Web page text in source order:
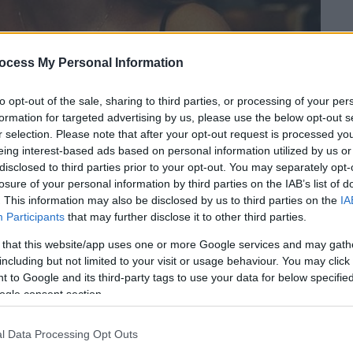
My Personal Information
opt-out of the sale, sharing to third parties, or processing of your
for targeted advertising by us, please use the below opt-out
selection. Please note that after your opt-out request is processed
interest-based ads based on personal information utilized by us
to third parties prior to your opt-out. You may separately
of your personal information by third parties on the IAB’s list of
This information may also be disclosed by us to third parties on the
Participants that may further disclose it to other third parties.
that this website/app uses one or more Google services and may
but not limited to your visit or usage behaviour. You may
to Google and its third-party tags to use your data for below
consent section.
Data Processing Opt Outs
το ΕΘΝΟΣ στη Google
την αποκάλυψη ότι η διευθύντρια
(AKSHΙ) της χώρας εμπλέκεται σε
με58 κιλάναρκωτικά στο
προς τα σύνορα με τηνΒόρεια
της αλβανικής Υπηρεσίας